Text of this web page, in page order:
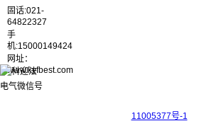
固话:021-
64822327
手
机:15000149424
网址：
www.kyfbest.com
11005377号-1